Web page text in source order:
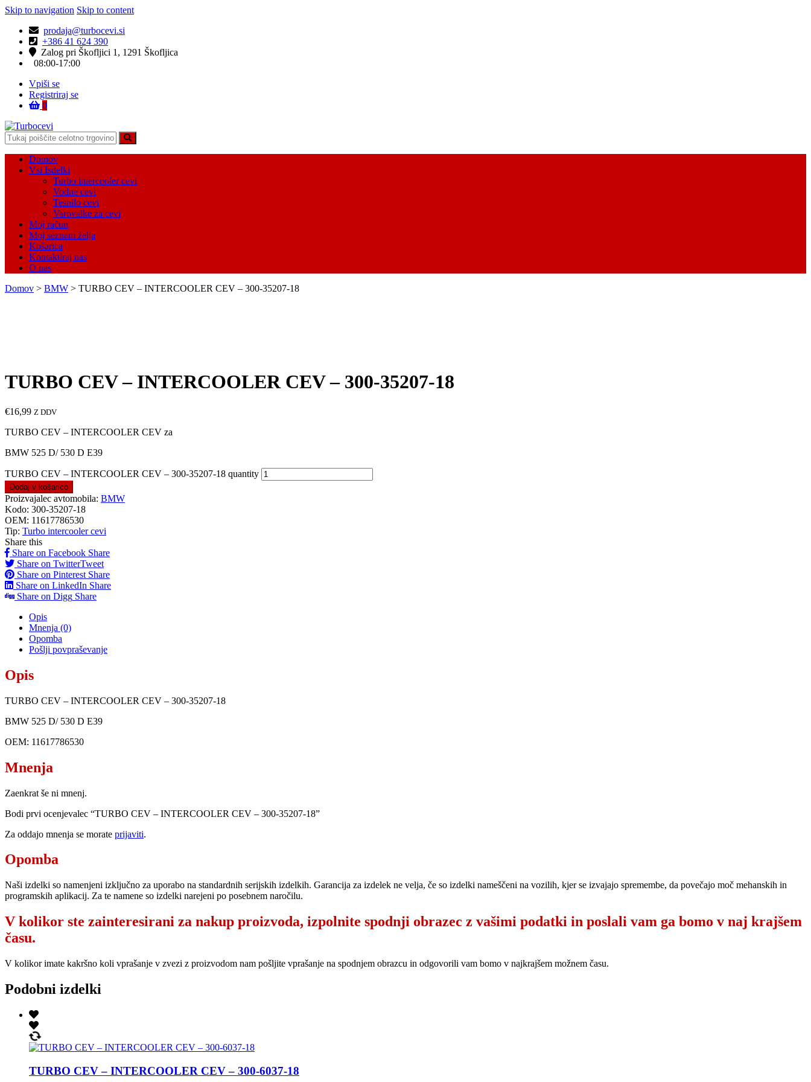
Skip to navigation Skip to content
prodaja@turbocevi.si
+386 41 624 390
Zalog pri Škofljici 1, 1291 Škofljica
08:00-17:00
Vpiši se
Registriraj se
0
Turbocevi
Turbo ideal – turbo cevi
Domov
Vsi Isdelki
Turbo intercooler cevi
Vodne cevi
Tesnilo cevi
Varovalke za cevi
Moj račun
Moj seznam želja
Košarica
Kontaktiraj nas
O nas
Domov > BMW > TURBO CEV – INTERCOOLER CEV – 300-35207-18
TURBO CEV – INTERCOOLER CEV – 300-35207-18
€16,99 Z DDV
TURBO CEV – INTERCOOLER CEV za
BMW 525 D/ 530 D E39
TURBO CEV – INTERCOOLER CEV – 300-35207-18 quantity
Dodaj v košarico
Proizvajalec avtomobila: BMW
Kodo: 300-35207-18
OEM: 11617786530
Tip: Turbo intercooler cevi
Share this
Share on Facebook Share
Share on TwitterTweet
Share on Pinterest Share
Share on LinkedIn Share
Share on Digg Share
Opis
Mnenja (0)
Opomba
Pošlji povpraševanje
Opis
TURBO CEV – INTERCOOLER CEV – 300-35207-18
BMW 525 D/ 530 D E39
OEM: 11617786530
Mnenja
Zaenkrat še ni mnenj.
Bodi prvi ocenjevalec “TURBO CEV – INTERCOOLER CEV – 300-35207-18”
Za oddajo mnenja se morate prijaviti.
Opomba
Naši izdelki so namenjeni izključno za uporabo na standardnih serijskih izdelkih. Garancija za izdelek ne velja, če so izdelki nameščeni na vozilih, kjer se izvajajo spremembe, da povečajo moč mehanskih in
programskih aplikacij. Za te namene so izdelki narejeni po posebnem naročilu.
V kolikor ste zainteresirani za nakup proizvoda, izpolnite spodnji obrazec z vašimi podatki in poslali vam ga bomo v naj krajšem
času.
V kolikor imate kakršno koli vprašanje v zvezi z proizvodom nam pošljite vprašanje na spodnjem obrazcu in odgovorili vam bomo v najkrajšem možnem času.
Podobni izdelki
TURBO CEV – INTERCOOLER CEV – 300-6037-18